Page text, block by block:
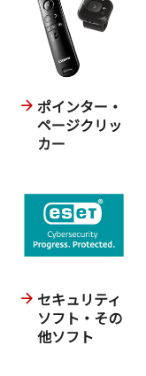
ポインター・
ページクリッ
カー
セキュリティ
ソフト・その
他ソフト